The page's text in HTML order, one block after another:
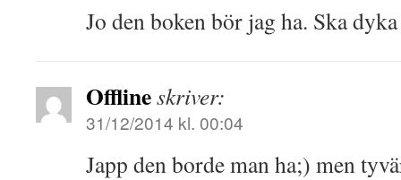
Jo den boken bör jag ha. Ska
Offlineskriver:
31/12/2014 kl. 00:04
Japp den borde man ha;) men